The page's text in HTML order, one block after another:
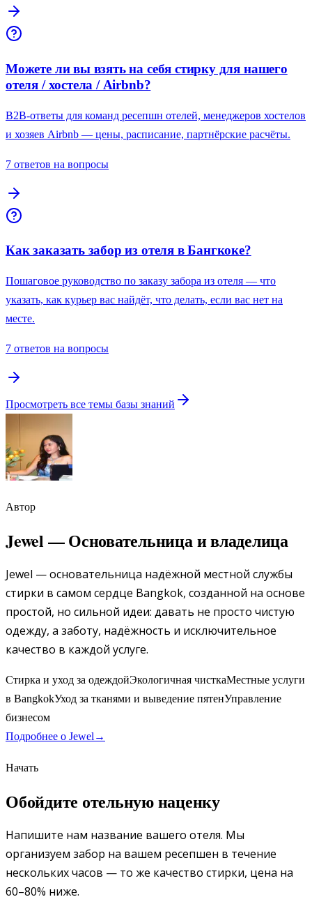
Можете ли вы взять на себя стирку для нашего
отеля / хостела / Airbnb?
B2B-ответы для команд ресепшн отелей, менеджеров хостелов
и хозяев Airbnb — цены, расписание, партнёрские расчёты.
7 ответов на вопросы
Как заказать забор из отеля в Бангкоке?
Пошаговое руководство по заказу забора из отеля — что
указать, как курьер вас найдёт, что делать, если вас нет на
месте.
7 ответов на вопросы
Просмотреть все темы базы знаний
Автор
Jewel —Основательница и владелица
Jewel — основательница надёжной местной службы
стирки в самом сердце Bangkok, созданной на основе
простой, но сильной идеи: давать не просто чистую
одежду, а заботу, надёжность и исключительное
качество в каждой услуге.
Стирка и уход за одеждойЭкологичная чисткаМестные услуги
в BangkokУход за тканями и выведение пятенУправление
бизнесом
Подробнее о Jewel →
Начать
Обойдите отельную наценку
Напишите нам название вашего отеля. Мы
организуем забор на вашем ресепшен в течение
нескольких часов — то же качество стирки, цена на
60–80% ниже.